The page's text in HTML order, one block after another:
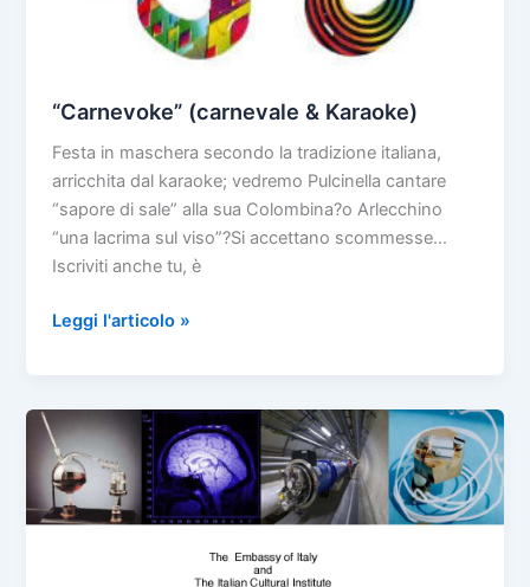
“Carnevoke” (carnevale & Karaoke)
Festa in maschera secondo la tradizione italiana,
arricchita dal karaoke; vedremo Pulcinella cantare
“sapore di sale” alla sua Colombina?o Arlecchino
“una lacrima sul viso”?Si accettano scommesse…
Iscriviti anche tu, è
“Carnevoke”
Karaoke)
Leggi l'articolo »